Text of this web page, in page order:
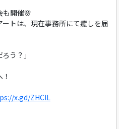
も開催🌸
トは、現在事務所にて癒しを届
う？」
x.gd/ZHClL